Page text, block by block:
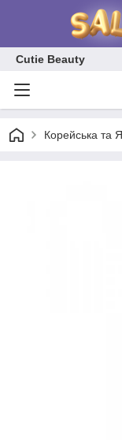
Cutie Beauty
Корейська та